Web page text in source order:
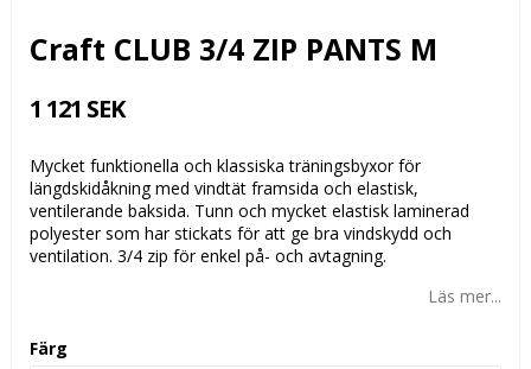
Craft CLUB 3/4 ZIP PANTS M
1 121 SEK
Mycket funktionella och klassiska träningsbyxor för
längdskidåkning med vindtät framsida och elastisk,
ventilerande baksida. Tunn och mycket elastisk laminerad
polyester som har stickats för att ge bra vindskydd och
ventilation. 3/4 zip för enkel på- och avtagning.
Läs mer...
Färg